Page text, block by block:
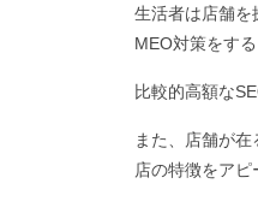
生活者は店舗を
MEO対策をする
比較的高額な
また、店舗が
店の特徴をア